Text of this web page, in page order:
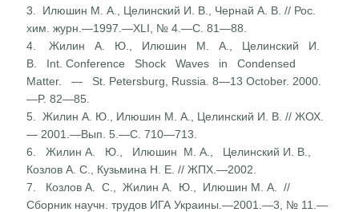
3. Илюшин М. А., Целинский И. В., Чернай А. В. // Рос.
хим. журн.—1997.—XLI, № 4.—С. 81—88.
4. Жилин А. Ю., Илюшин М. А., Целинский И.
В. Int. Conference Shock Waves in Condensed
Matter. — St. Petersburg, Russia. 8—13 October. 2000.
—P. 82—85.
5. Жилин А. Ю., Илюшин М. А., Целинский И. В. // ЖОХ.
— 2001.—Вып. 5.—С. 710—713.
6. Жилин А. Ю., Илюшин М. А., Целинский И. В.,
Козлов А. С., Кузьмина Н. Е. // ЖПХ.—2002.
7. Козлов А. С., Жилин А. Ю., Илюшин М. А. //
Сборник научн. трудов ИГА Украины.—2001.—3, № 11.—